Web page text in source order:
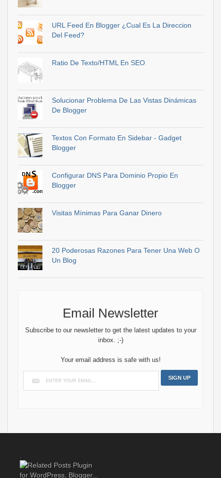
URL Feed En Blogger ¿Cual Es La Direccion
Del Feed?
Ratio De Texto/HTML En SEO
Solucionar Problema De Las Vistas Dinámicas
De Blogger
Textos Con Formato En Sidebar - Gadget
Blogger
Configurar DNS Para Dominio Propio En
Blogger
Visitas Mínimas Para Ganar Dinero
20 Poderosas Razones Para Tener Una Web O
Un Blog
Email Newsletter
Subscribe to our newsletter to get the latest updates to your
inbox. ;-)
Your email address is safe with us!